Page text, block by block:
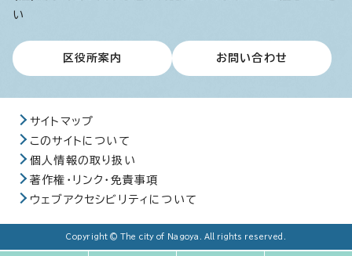
い
区役所案内 お問い合わせ
サイトマップ
このサイトについて
個人情報の取り扱い
著作権・リンク・免責事項
ウェブアクセシビリティについて
Copyright © The city of Nagoya. All rights reserved.